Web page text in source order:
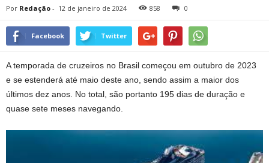
Por Redação - 12 de janeiro de 2024 858 0
Facebook Twitter
A temporada de cruzeiros no Brasil começou em outubro de 2023
e se estenderá até maio deste ano, sendo assim a maior dos
últimos dez anos. No total, são portanto 195 dias de duração e
quase sete meses navegando.